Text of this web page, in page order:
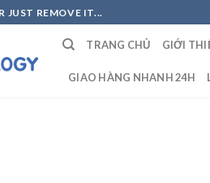
JUST REMOVE IT...
TRANG CHỦ GIỚI
GIAO HÀNG NHANH 24H